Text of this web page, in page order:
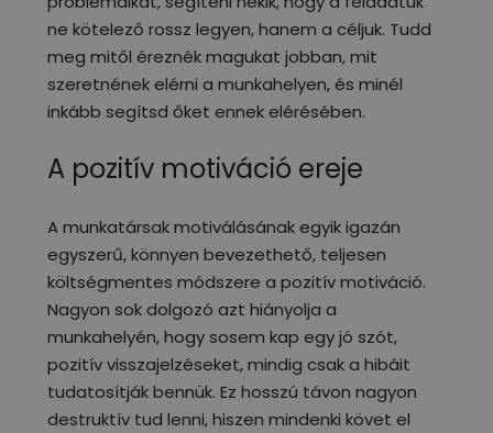
ne kötelező rossz legyen, hanem a céljuk. Tudd
meg mitől éreznék magukat jobban, mit
szeretnének elérni a munkahelyen, és minél
inkább segítsd őket ennek elérésében.
A pozitív motiváció ereje
A munkatársak motiválásának egyik igazán
egyszerű, könnyen bevezethető, teljesen
költségmentes módszere a pozitív motiváció.
Nagyon sok dolgozó azt hiányolja a
munkahelyén, hogy sosem kap egy jó szót,
pozitív visszajelzéseket, mindig csak a hibáit
tudatosítják bennük. Ez hosszú távon nagyon
destruktív tud lenni, hiszen mindenki követ el